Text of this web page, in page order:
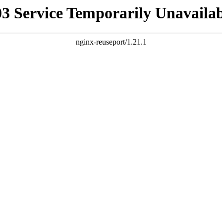
Service Temporarily
nginx-reuseport/1.21.1